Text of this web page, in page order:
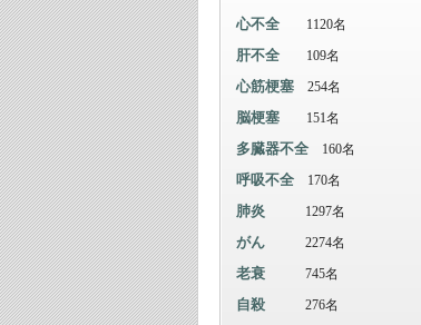
心不全 1120名
肝不全 109名
心筋梗塞 254名
脳梗塞 151名
多臓器不全 160名
呼吸不全 170名
肺炎 1297名
がん 2274名
老衰 745名
自殺 276名